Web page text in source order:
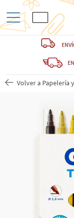
Volver a Papelería